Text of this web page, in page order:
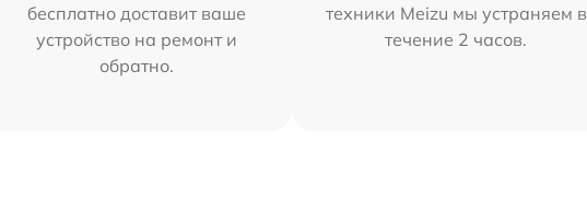
бесплатно доставит ваше
устройство на ремонт и
обратно.
техники Meizu мы устраняем в
течение 2 часов.